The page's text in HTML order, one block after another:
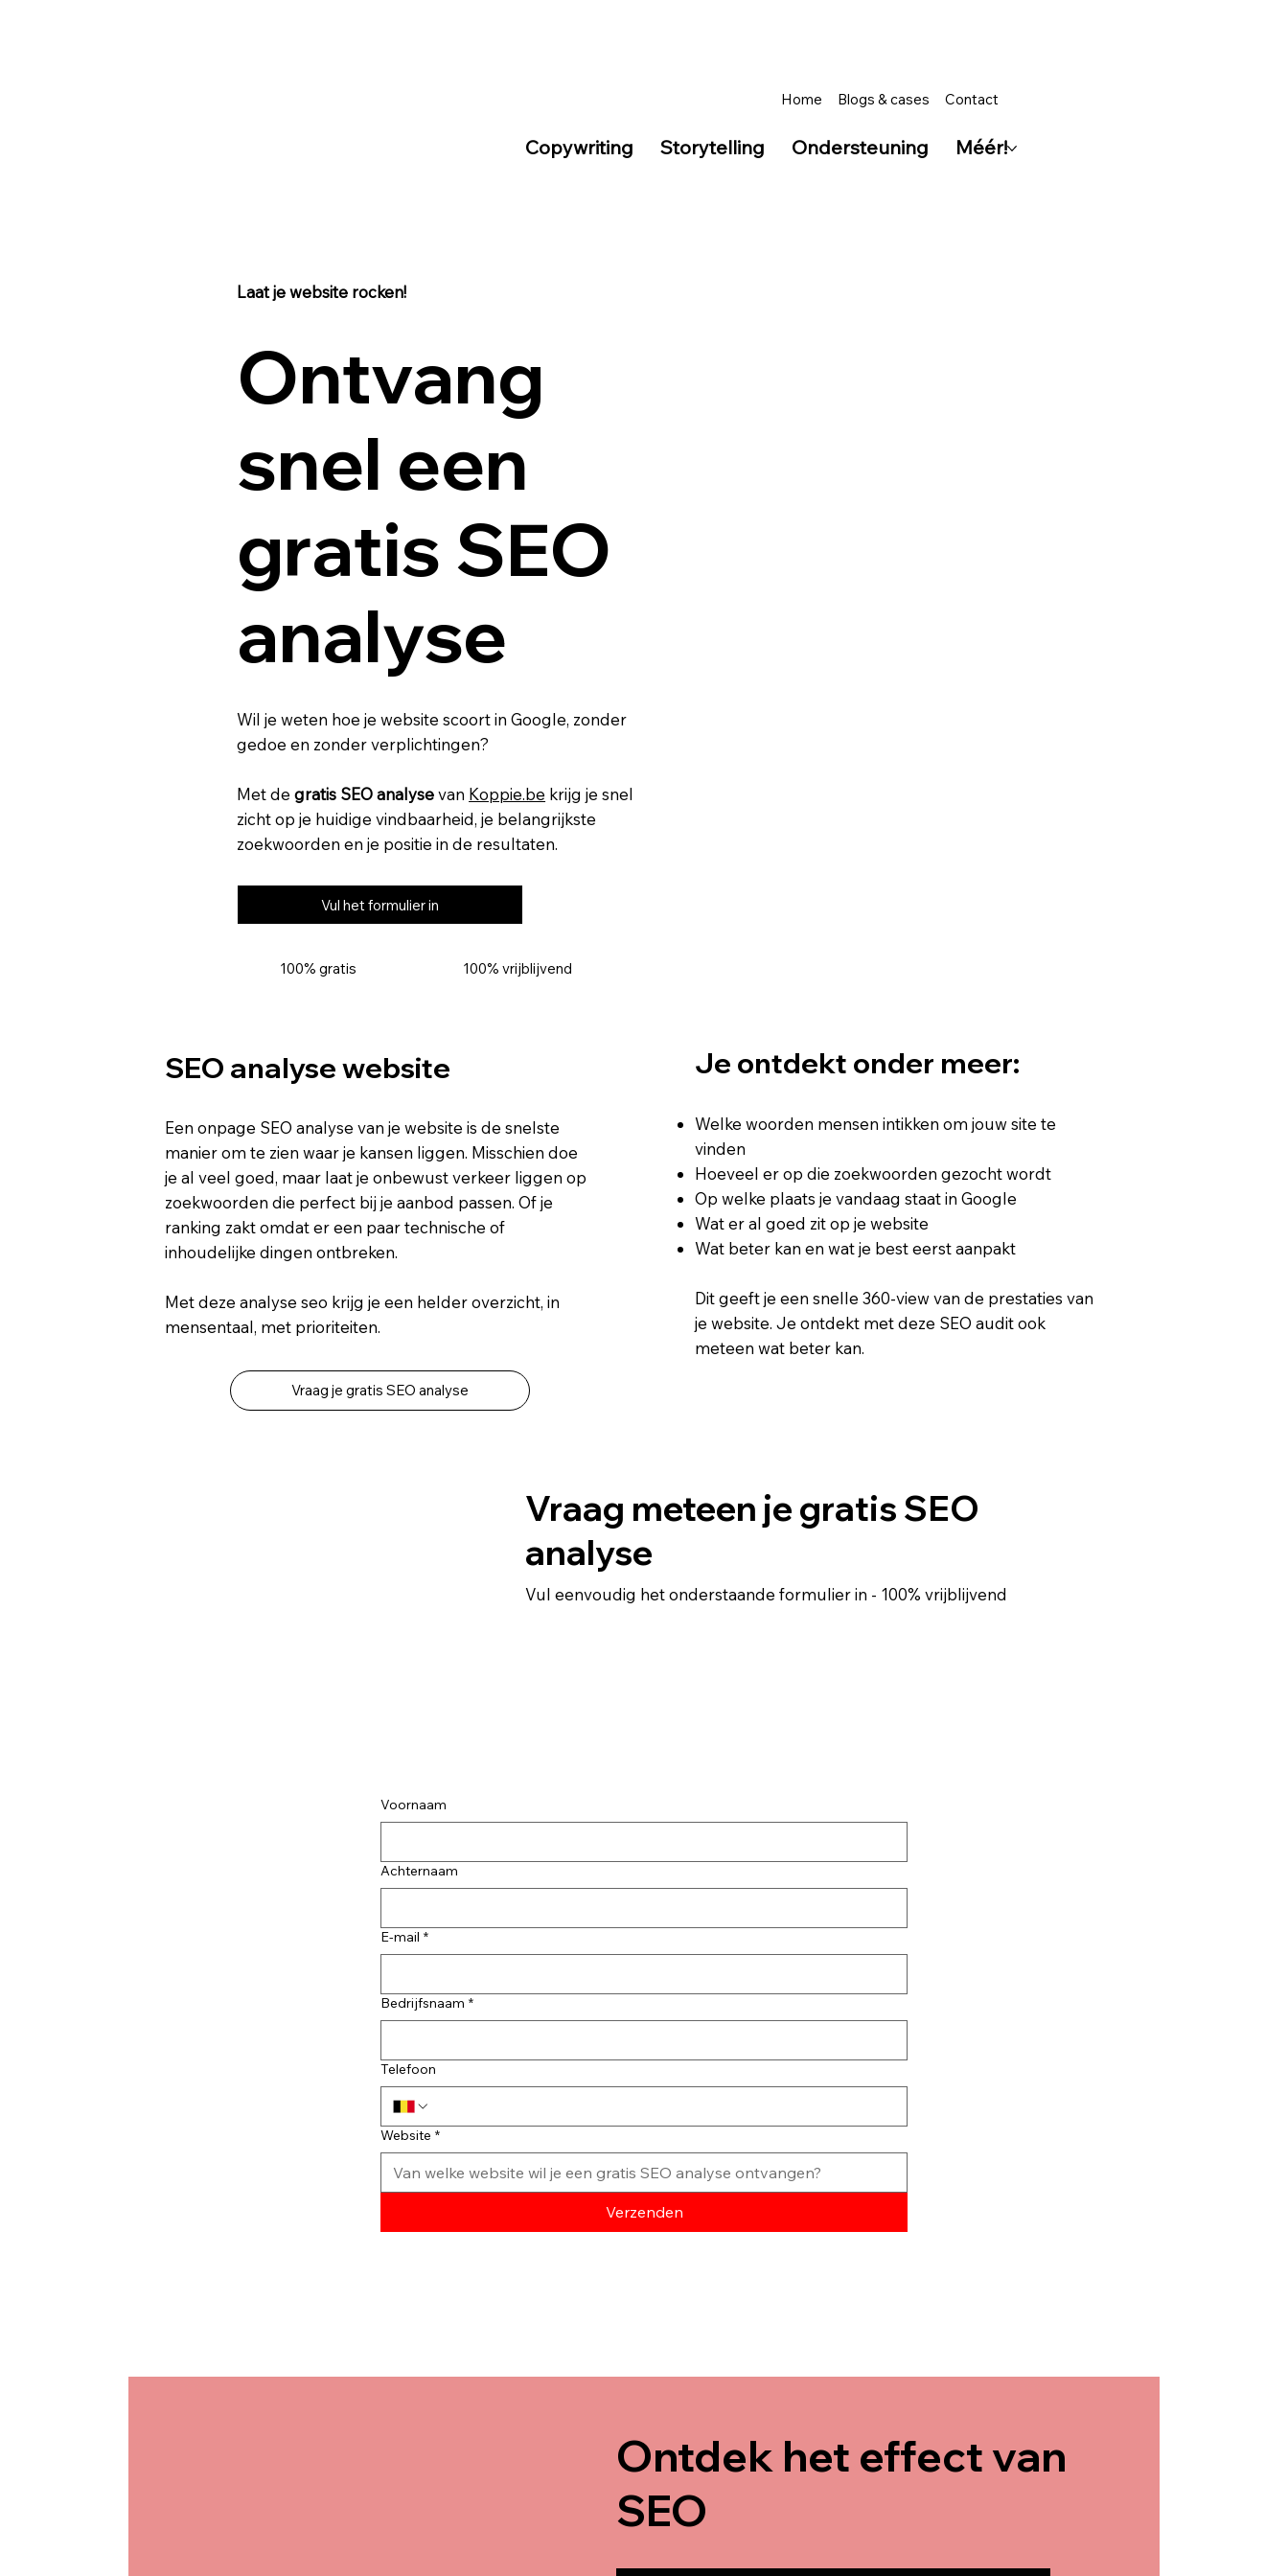
Home Blogs & cases Contact
Copywriting Storytelling Ondersteuning Méér!
Laat je website rocken!
Ontvang
snel een
gratis SEO
analyse
Wil je weten hoe je website scoort in Google, zonder
gedoe en zonder verplichtingen?
Met degratis SEO analysevan Koppie.be krijg je snel
zicht op je huidige vindbaarheid, je belangrijkste
zoekwoorden en je positie in de resultaten.
Vul het formulier in
100% gratis 100% vrijblijvend
SEO analyse website
Een onpage SEO analyse van je website is de snelste
manier om te zien waar je kansen liggen. Misschien doe
je al veel goed, maar laat je onbewust verkeer liggen op
zoekwoorden die perfect bij je aanbod passen. Of je
ranking zakt omdat er een paar technische of
inhoudelijke dingen ontbreken.
Met deze analyse seo krijg je een helder overzicht, in
mensentaal, met prioriteiten.
Vraag je gratis SEO analyse
Je ontdekt onder meer:
Welke woorden mensen intikken om jouw site te
vinden
Hoeveel er op die zoekwoorden gezocht wordt
Op welke plaats je vandaag staat in Google
Wat er al goed zit op je website
Wat beter kan en wat je best eerst aanpakt
Dit geeft je een snelle 360-view van de prestaties van
je website. Je ontdekt met deze SEO audit ook
meteen wat beter kan.
Vraag meteen je gratis SEO
analyse
Vul eenvoudig het onderstaande formulier in - 100% vrijblijvend
Voornaam
Achternaam
E-mail *
Bedrijfsnaam *
Telefoon
Website *
Verzenden
Ontdek het effect van
SEO